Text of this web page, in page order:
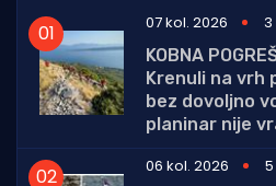
07 kol. 2026
3
KOBNA
Krenuli na vrh
bez dovoljno
planinar nije
06 kol. 2026